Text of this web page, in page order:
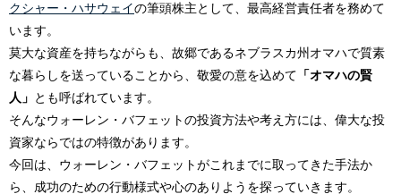
クシャー・ハサウェイの筆頭株主として、最高経営責任者を務めて
います。
莫大な資産を持ちながらも、故郷であるネブラスカ州オマハで質素
な暮らしを送っていることから、敬愛の意を込めて 「オマハの賢
人」
とも呼ばれています。
そんなウォーレン・バフェットの投資方法や考え方には、偉大な投
資家ならではの特徴があります。
今回は、ウォーレン・バフェットがこれまでに取ってきた手法か
ら、成功のための行動様式や心のありようを探っていきます。